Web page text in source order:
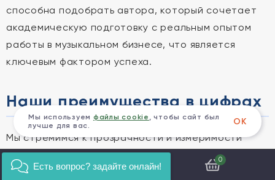
способна подобрать автора, который сочетает
академическую подготовку с реальным опытом
работы в музыкальном бизнесе, что является
ключевым фактором успеха.
Наши преимущества в цифрах
Мы стремимся к прозрачности и измеримости
результатов нашей работы. Вот как выглядят
наши показатели эффективности:
0
Мы используем файлы cookie , чтобы сайт был
лучше для вас.
ОК
Есть вопрос? задайте онлайн!